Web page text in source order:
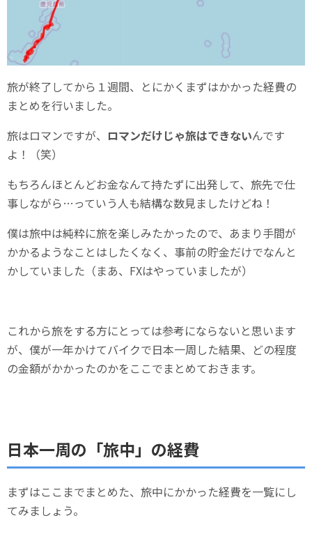
旅が終了してから１週間、とにかくまずはかかった経費の
まとめを行いました。
旅はロマンですが、 ロマンだけじゃ旅はできないんです
よ！（笑）
もちろんほとんどお金なんて持たずに出発して、旅先で仕
事しながら…っていう人も結構な数見ましたけどね！
僕は旅中は純粋に旅を楽しみたかったので、あまり手間が
かかるようなことはしたくなく、事前の貯金だけでなんと
かしていました（まあ、FXはやっていましたが）
これから旅をする方にとっては参考にならないと思います
が、僕が一年かけてバイクで日本一周した結果、どの程度
の金額がかかったのかをここでまとめておきます。
日本一周の「旅中」の経費
まずはここまでまとめた、旅中にかかった経費を一覧にし
てみましょう。